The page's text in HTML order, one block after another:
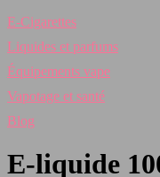
E-Cigarettes
Liquides et parfums
Équipements vape
Vapotage et santé
Blog
E-liquide